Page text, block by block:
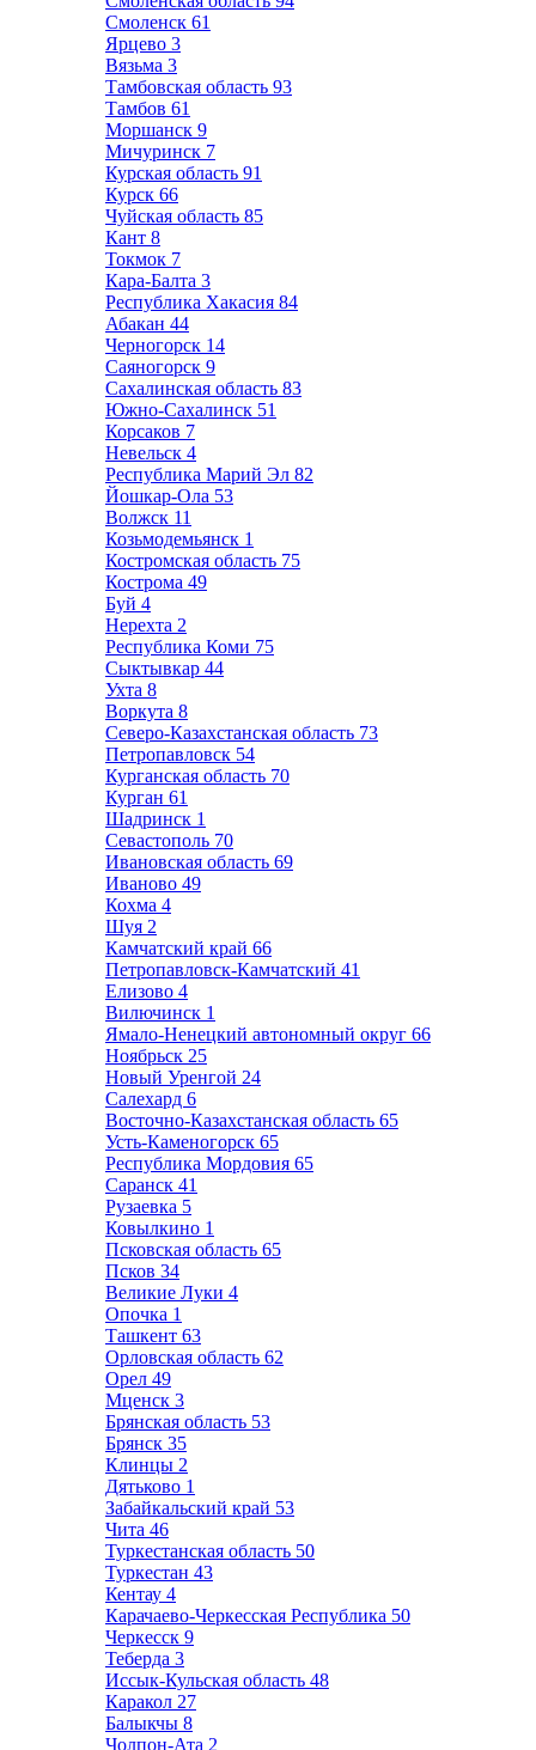
Смоленск 61
Ярцево 3
Вязьма 3
Тамбовская область 93
Тамбов 61
Моршанск 9
Мичуринск 7
Курская область 91
Курск 66
Чуйская область 85
Кант 8
Токмок 7
Кара-Балта 3
Республика Хакасия 84
Абакан 44
Черногорск 14
Саяногорск 9
Сахалинская область 83
Южно-Сахалинск 51
Корсаков 7
Невельск 4
Республика Марий Эл 82
Йошкар-Ола 53
Волжск 11
Козьмодемьянск 1
Костромская область 75
Кострома 49
Буй 4
Нерехта 2
Республика Коми 75
Сыктывкар 44
Ухта 8
Воркута 8
Северо-Казахстанская область 73
Петропавловск 54
Курганская область 70
Курган 61
Шадринск 1
Севастополь 70
Ивановская область 69
Иваново 49
Кохма 4
Шуя 2
Камчатский край 66
Петропавловск-Камчатский 41
Елизово 4
Вилючинск 1
Ямало-Ненецкий автономный округ 66
Ноябрьск 25
Новый Уренгой 24
Салехард 6
Восточно-Казахстанская область 65
Усть-Каменогорск 65
Республика Мордовия 65
Саранск 41
Рузаевка 5
Ковылкино 1
Псковская область 65
Псков 34
Великие Луки 4
Опочка 1
Ташкент 63
Орловская область 62
Орел 49
Мценск 3
Брянская область 53
Брянск 35
Клинцы 2
Дятьково 1
Забайкальский край 53
Чита 46
Туркестанская область 50
Туркестан 43
Кентау 4
Карачаево-Черкесская Республика 50
Черкесск 9
Теберда 3
Иссык-Кульская область 48
Каракол 27
Балыкчы 8
Чолпон-Ата 2